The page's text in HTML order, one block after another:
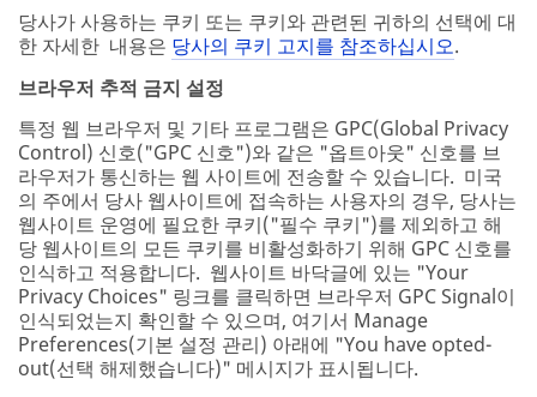
당사가 사용하는 쿠키 또는 쿠키와 관련된 귀하의 선택에 대
한 자세한 내용은 당사의 쿠키 고지를 참조하십시오.
브라우저 추적 금지 설정
특정 웹 브라우저 및 기타 프로그램은 GPC(Global Privacy
Control) 신호("GPC 신호")와 같은 "옵트아웃" 신호를 브
라우저가 통신하는 웹 사이트에 전송할 수 있습니다. 미국
의 주에서 당사 웹사이트에 접속하는 사용자의 경우, 당사는
웹사이트 운영에 필요한 쿠키("필수 쿠키")를 제외하고 해
당 웹사이트의 모든 쿠키를 비활성화하기 위해 GPC 신호를
인식하고 적용합니다. 웹사이트 바닥글에 있는 "Your
Privacy Choices" 링크를 클릭하면 브라우저 GPC Signal이
인식되었는지 확인할 수 있으며, 여기서 Manage
Preferences(기본 설정 관리) 아래에 "You have opted-
out(선택 해제했습니다)" 메시지가 표시됩니다.